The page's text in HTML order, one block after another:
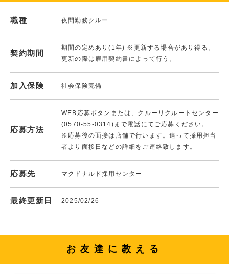
職種 夜間勤務クルー
契約期間
期間の定めあり(1年) ※更新する場合があり得る。
更新の際は雇用契約書によって行う。
加入保険 社会保険完備
応募方法
WEB応募ボタンまたは、クルーリクルートセンター
(0570-55-0314)まで電話にてご応募ください。
※応募後の面接は店舗で行います。追って採用担当
者より面接日などの詳細をご連絡致します。
応募先 マクドナルド採用センター
最終更新日 2025/02/26
お友達に教える